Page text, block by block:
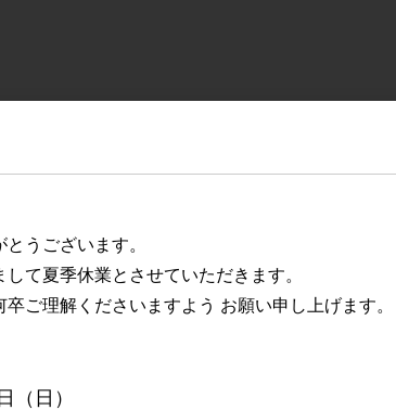
うございます。
て夏季休業とさせていただきます。
ご理解くださいますよう お願い申し上げます。
日）